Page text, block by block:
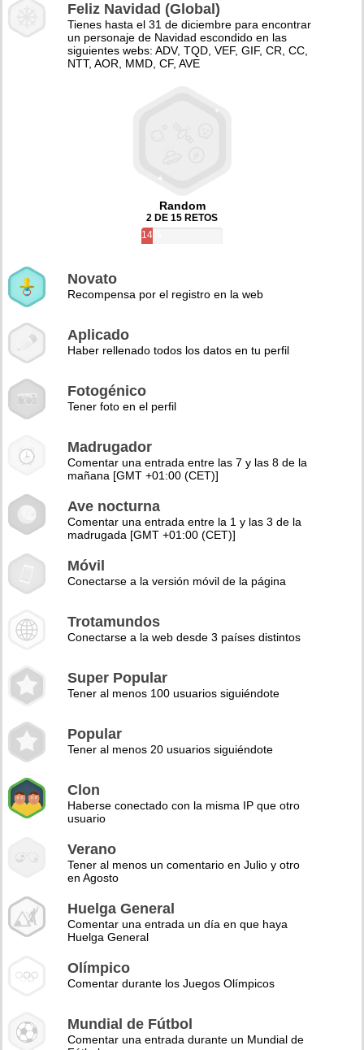
Feliz Navidad (Global)
Tienes hasta el 31 de diciembre para encontrar
un personaje de Navidad escondido en las
siguientes webs: ADV, TQD, VEF, GIF, CR, CC,
NTT, AOR, MMD, CF, AVE
Random
2 DE 15 RETOS
14%
Novato
Recompensa por el registro en la web
Aplicado
Haber rellenado todos los datos en tu perfil
Fotogénico
Tener foto en el perfil
Madrugador
Comentar una entrada entre las 7 y las 8 de la
mañana [GMT +01:00 (CET)]
Ave nocturna
Comentar una entrada entre la 1 y las 3 de la
madrugada [GMT +01:00 (CET)]
Móvil
Conectarse a la versión móvil de la página
Trotamundos
Conectarse a la web desde 3 países distintos
Super Popular
Tener al menos 100 usuarios siguiéndote
Popular
Tener al menos 20 usuarios siguiéndote
Clon
Haberse conectado con la misma IP que otro
usuario
Verano
Tener al menos un comentario en Julio y otro
en Agosto
Huelga General
Comentar una entrada un día en que haya
Huelga General
Olímpico
Comentar durante los Juegos Olímpicos
Mundial de Fútbol
Comentar una entrada durante un Mundial de